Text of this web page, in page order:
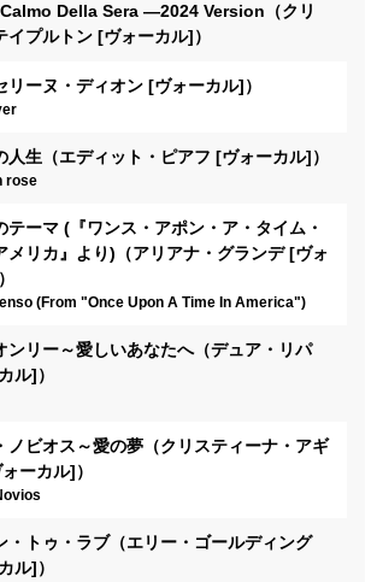
Della Sera ―2024 Version（クリ
イプルトン [ヴォーカル]）
リーヌ・ディオン [ヴォーカル]）
人生（エディット・ピアフ [ヴォーカル]）
rose
テーマ (『ワンス・アポン・ア・タイム・
メリカ』より)（アリアナ・グランデ [ヴォ
(From "Once Upon A Time In America")
ンリー～愛しいあなたへ（デュア・リパ
ル]）
ノビオス～愛の夢（クリスティーナ・アギ
ーカル]）
・トゥ・ラブ（エリー・ゴールディング
ル]）